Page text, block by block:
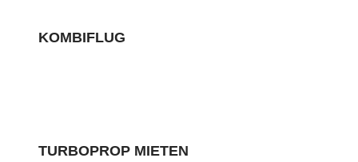
KOMBIFLUG
TURBOPROP MIETEN